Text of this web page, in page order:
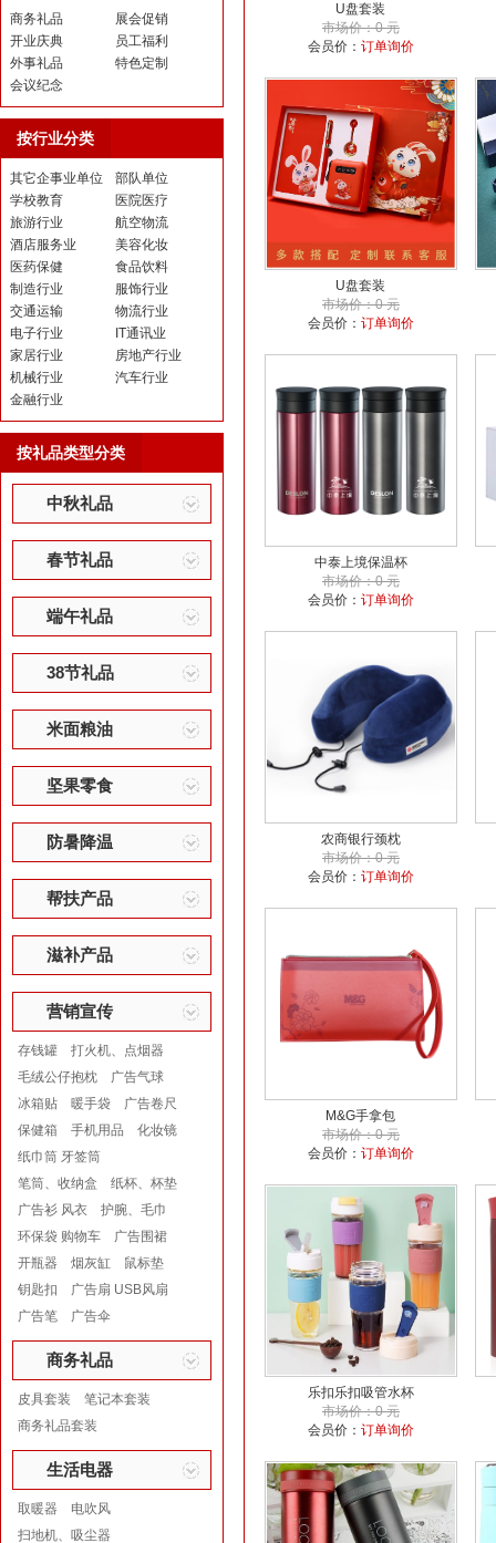
商务礼品
展会促销
开业庆典
员工福利
外事礼品
特色定制
会议纪念
按行业分类
其它企事业单位
部队单位
学校教育
医院医疗
旅游行业
航空物流
酒店服务业
美容化妆
医药保健
食品饮料
制造行业
服饰行业
交通运输
物流行业
电子行业
IT通讯业
家居行业
房地产行业
机械行业
汽车行业
金融行业
按礼品类型分类
中秋礼品
春节礼品
端午礼品
38节礼品
米面粮油
坚果零食
防暑降温
帮扶产品
滋补产品
营销宣传
存钱罐
打火机、点烟器
毛绒公仔抱枕
广告气球
冰箱贴
暖手袋
广告卷尺
保健箱
手机用品
化妆镜
纸巾筒 牙签筒
笔筒、收纳盒
纸杯、杯垫
广告衫 风衣
护腕、毛巾
环保袋 购物车
广告围裙
开瓶器
烟灰缸
鼠标垫
钥匙扣
广告扇 USB风扇
广告笔
广告伞
商务礼品
皮具套装
笔记本套装
商务礼品套装
生活电器
取暖器
电吹风
扫地机、吸尘器
U盘套装
市场价：0 元
会员价： 订单询价
U盘套装
市场价：0 元
会员价： 订单询价
中泰上境保温杯
市场价：0 元
会员价： 订单询价
农商银行颈枕
市场价：0 元
会员价： 订单询价
M&G手拿包
市场价：0 元
会员价： 订单询价
乐扣乐扣吸管水杯
市场价：0 元
会员价： 订单询价